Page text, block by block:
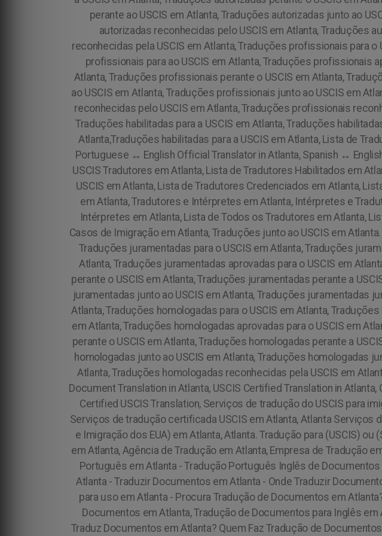
perante ao USCIS em Atlanta, Traduções autorizadas junto ao
autorizadas reconhecidas pelo USCIS em Atlanta, Traduções
reconhecidas pela USCIS em Atlanta, Traduções profissionais para
profissionais para ao USCIS em Atlanta, Traduções profissionais
Atlanta, Traduções profissionais perante o USCIS em Atlanta,
ao USCIS em Atlanta, Traduções profissionais junto ao USCIS em
reconhecidas pelo USCIS em Atlanta, Traduções profissionais
Traduções habilitadas para a USCIS em Atlanta, Traduções
Atlanta,Traduções habilitadas para a USCIS em Atlanta, Lista de
Portuguese ↔ English Official Translator in Atlanta, Spanish ↔
USCIS Tradutores em Atlanta, Lista de Tradutores Habilitados em
USCIS em Atlanta, Lista de Tradutores Credenciados em Atlanta,
em Atlanta, Tradutores e Intérpretes em Atlanta, Intérpretes e
Intérpretes em Atlanta, Lista de Todos os Tradutores em Atlanta,
Casos de Imigração em Atlanta, Traduções junto ao USCIS em
Traduções juramentadas para o USCIS em Atlanta, Traduções
Atlanta, Traduções juramentadas aprovadas para o USCIS em
perante o USCIS em Atlanta, Traduções juramentadas perante a
juramentadas junto ao USCIS em Atlanta, Traduções juramentadas
Atlanta, Traduções homologadas para o USCIS em Atlanta,
em Atlanta, Traduções homologadas aprovadas para o USCIS em
perante o USCIS em Atlanta, Traduções homologadas perante a
homologadas junto ao USCIS em Atlanta, Traduções homologadas
Atlanta, Traduções homologadas reconhecidas pela USCIS em
Document Translation in Atlanta, USCIS Certified Translation in
Certified USCIS Translation, Serviços de tradução do USCIS para
Serviços de tradução certificada USCIS em Atlanta, Atlanta Serviços
e Imigração dos EUA) em Atlanta, Atlanta. Tradução para (USCIS)
em Atlanta, Agência de Tradução em Atlanta, Empresa de Tradução
Português em Atlanta - Tradução Português Inglês de
Atlanta - Traduzir Documentos em Atlanta - Onde Traduzir
para uso em Atlanta - Procura Tradução de Documentos em
Documentos em Atlanta, Tradução de Documentos para Inglês
Traduz Documentos em Atlanta? Quem Faz Tradução de